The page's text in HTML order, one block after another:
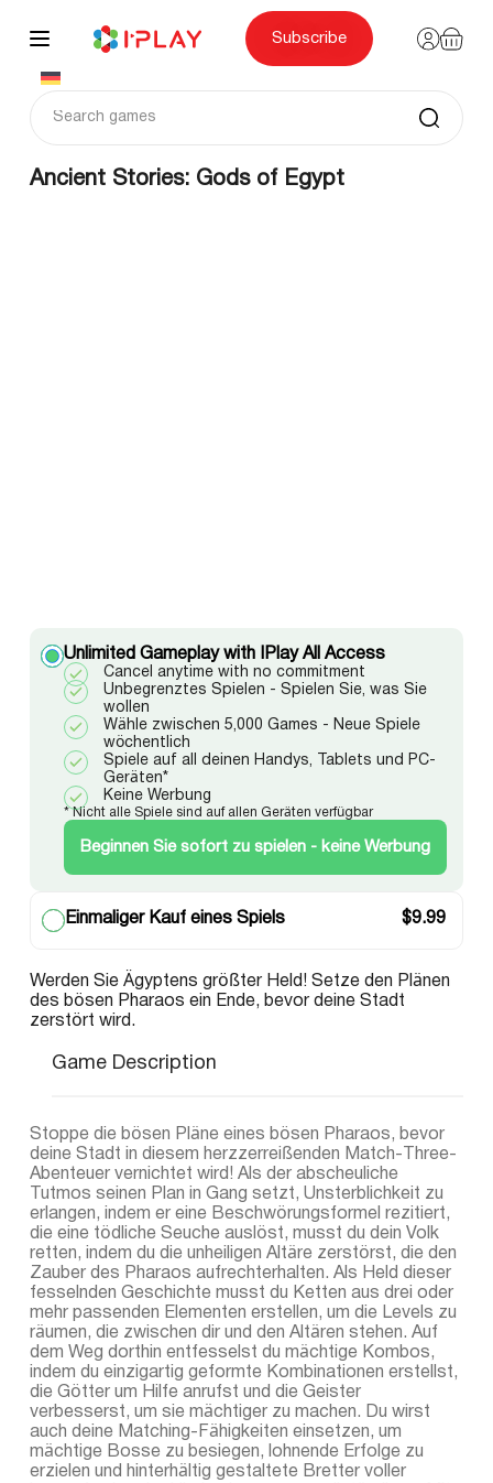
content
Subscribe
Ancient Stories: Gods of Egypt
Unlimited Gameplay with IPlay All Access
Cancel anytime with no commitment
Unbegrenztes Spielen - Spielen Sie, was Sie
wollen
Wähle zwischen 5,000 Games - Neue Spiele
wöchentlich
Spiele auf all deinen Handys, Tablets und PC-
Geräten*
Keine Werbung
* Nicht alle Spiele sind auf allen Geräten verfügbar
Beginnen Sie sofort zu spielen - keine Werbung
Einmaliger Kauf eines Spiels $9.99
Werden Sie Ägyptens größter Held! Setze den Plänen
des bösen Pharaos ein Ende, bevor deine Stadt
zerstört wird.
Game Description
Stoppe die bösen Pläne eines bösen Pharaos, bevor
deine Stadt in diesem herzzerreißenden Match-Three-
Abenteuer vernichtet wird! Als der abscheuliche
Tutmos seinen Plan in Gang setzt, Unsterblichkeit zu
erlangen, indem er eine Beschwörungsformel rezitiert,
die eine tödliche Seuche auslöst, musst du dein Volk
retten, indem du die unheiligen Altäre zerstörst, die den
Zauber des Pharaos aufrechterhalten. Als Held dieser
fesselnden Geschichte musst du Ketten aus drei oder
mehr passenden Elementen erstellen, um die Levels zu
räumen, die zwischen dir und den Altären stehen. Auf
dem Weg dorthin entfesselst du mächtige Kombos,
indem du einzigartig geformte Kombinationen erstellst,
die Götter um Hilfe anrufst und die Geister
verbesserst, um sie mächtiger zu machen. Du wirst
auch deine Matching-Fähigkeiten einsetzen, um
mächtige Bosse zu besiegen, lohnende Erfolge zu
erzielen und hinterhältig gestaltete Bretter voller